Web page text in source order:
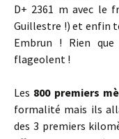
D+ 2361 m avec le
Guillestre !) et enfin
Embrun ! Rien que
flageolent !
Les 800 premiers
formalité mais ils
des 3 premiers